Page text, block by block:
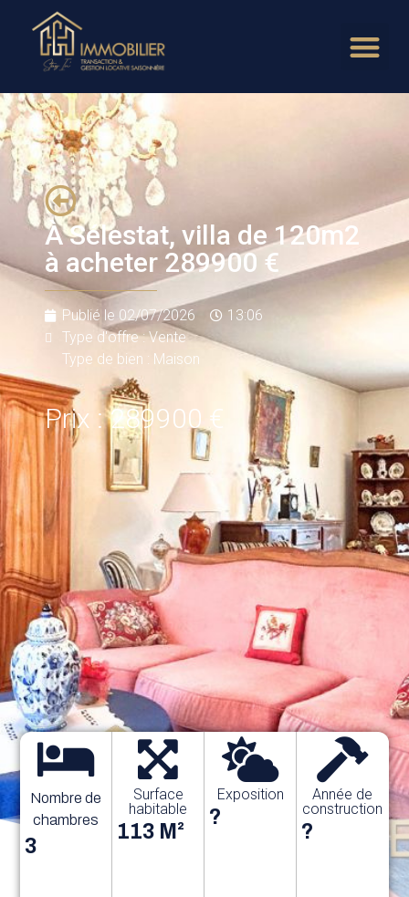
À Sélestat, villa de 120m2
à acheter 289900 €
Publié le 02/07/2026
13:06
Type d'offre : Vente
Type de bien : Maison
Prix : 289900 €
Nombre de
chambres
3
Surface
habitable
113 M²
Exposition
?
Année de
construction
?